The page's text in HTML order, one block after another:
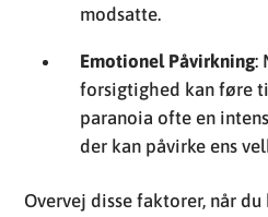
modsatte.
Emotionel Påvirkning:
forsigtighed kan føre
paranoia ofte en
der kan påvirke ens
Overvej disse faktorer, når